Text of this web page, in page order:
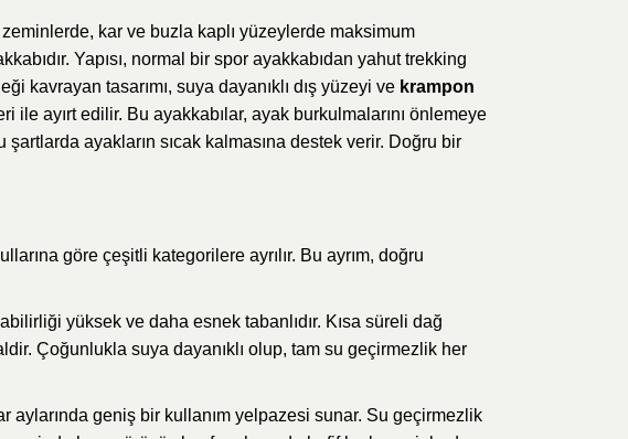
kar ve buzla kaplı yüzeylerde maksimum
Yapısı, normal bir spor ayakkabıdan yahut trekking
kavrayan tasarımı, suya dayanıklı dış yüzeyi ve krampon
ile ayırt edilir. Bu ayakkabılar, ayak burkulmalarını önlemeye
ayakların sıcak kalmasına destek verir. Doğru bir
göre çeşitli kategorilere ayrılır. Bu ayrım, doğru
yüksek ve daha esnek tabanlıdır. Kısa süreli dağ
Çoğunlukla suya dayanıklı olup, tam su geçirmezlik her
aylarında geniş bir kullanım yelpazesi sunar. Su geçirmezlik